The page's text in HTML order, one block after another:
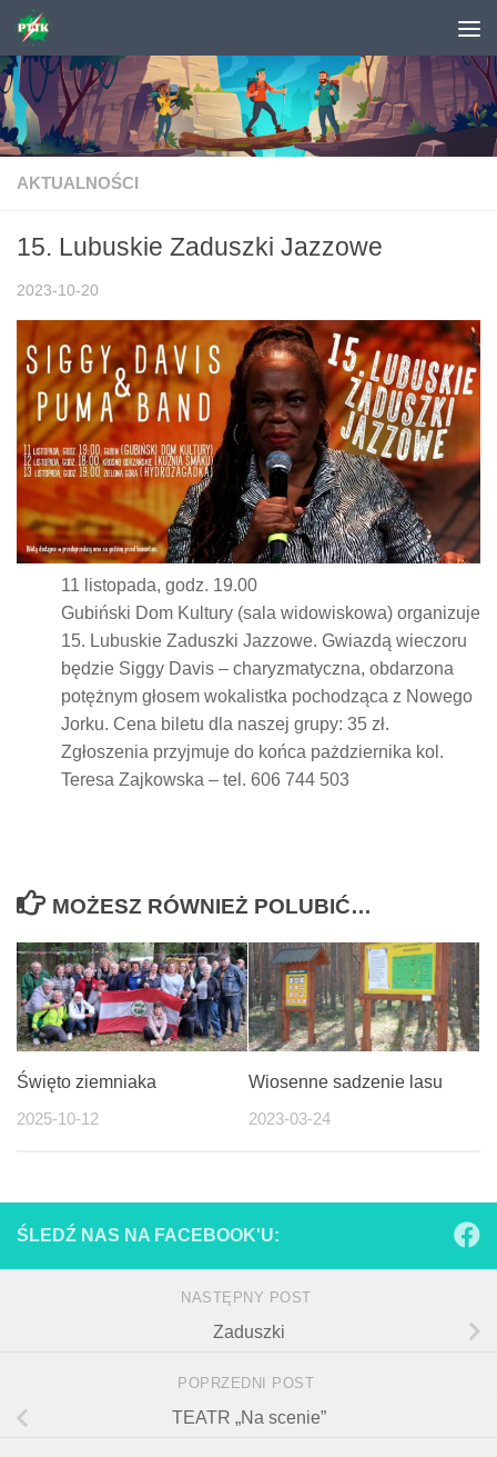
Skip to content
AKTUALNOŚCI
15. Lubuskie Zaduszki Jazzowe
2023-10-20
11 listopada, godz. 19.00
Gubiński Dom Kultury (sala widowiskowa) organizuje
15. Lubuskie Zaduszki Jazzowe. Gwiazdą wieczoru
będzie Siggy Davis – charyzmatyczna, ob­darzona
potężnym głosem wokalistka pochodząca z Nowego
Jorku. Cena biletu dla naszej grupy: 35 zł.
Zgłoszenia przyjmuje do końca pażdziernika kol.
Teresa Zajkowska – tel. 606 744 503
MOŻESZ RÓWNIEŻ POLUBIĆ…
Święto ziemniaka
2025-10-12
Wiosenne sadzenie lasu
2023-03-24
ŚLEDŹ NAS NA FACEBOOK'U:
NASTĘPNY POST
Zaduszki
POPRZEDNI POST
TEATR „Na scenie”